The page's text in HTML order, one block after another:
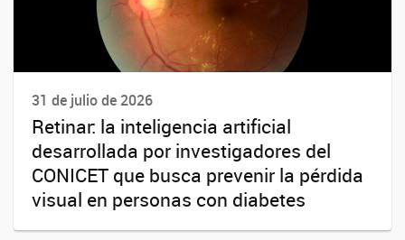
31 de julio de 2026
Retinar: la inteligencia artificial
desarrollada por investigadores del
CONICET que busca prevenir la pérdida
visual en personas con diabetes